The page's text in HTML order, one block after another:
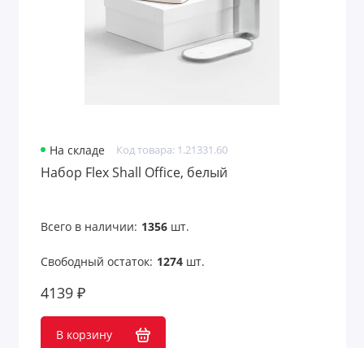
На складе Код товара: 1.21331.60
Набор Flex Shall Office, белый
Всего в наличии: 1356шт.
Свободный остаток: 1274шт.
4139 ₽
В корзину